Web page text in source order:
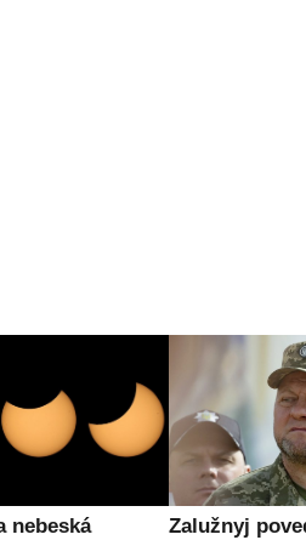
nebeská
Zalužnyj